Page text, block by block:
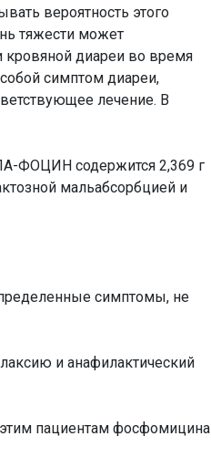
вероятность этого
тяжести может
кровяной диареи во время
симптом диареи,
лечение. В
ФОЦИН содержится 2,369 г
мальабсорбцией и
симптомы, не
и анафилактический
пациентам фосфомицина